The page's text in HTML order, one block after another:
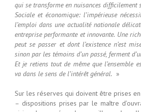
qui se transforme en nuisances difficilement
Sociale et économique: l’impérieuse
l’emploi dans une actualité nationale
entreprise performante et innovante. Une
peut se passer et dont l’existence n’est
sinon par les témoins d’un passé, ferment
Et je retiens tout de même que l’ensemble
va dans le sens de l’intérêt général. »
Sur les réserves qui doivent être prises
– dispositions prises par le maître